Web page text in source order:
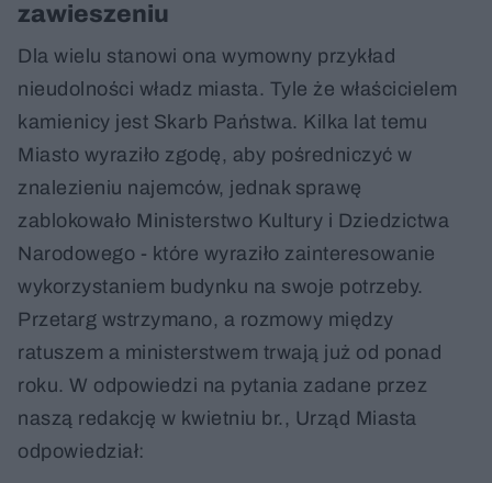
zawieszeniu
Dla wielu stanowi ona wymowny przykład
nieudolności władz miasta. Tyle że właścicielem
kamienicy jest Skarb Państwa. Kilka lat temu
Miasto wyraziło zgodę, aby pośredniczyć w
znalezieniu najemców, jednak sprawę
zablokowało Ministerstwo Kultury i Dziedzictwa
Narodowego - które wyraziło zainteresowanie
wykorzystaniem budynku na swoje potrzeby.
Przetarg wstrzymano, a rozmowy między
ratuszem a ministerstwem trwają już od ponad
roku. W odpowiedzi na pytania zadane przez
naszą redakcję w kwietniu br., Urząd Miasta
odpowiedział: